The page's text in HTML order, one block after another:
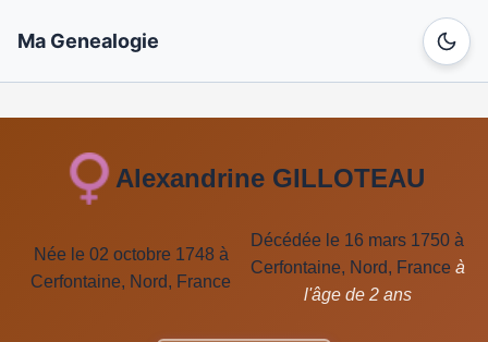
Ma Genealogie
Alexandrine GILLOTEAU
Née le 02 octobre 1748 à
Cerfontaine, Nord, France
Décédée le 16 mars 1750 à
Cerfontaine, Nord, France à
l'âge de 2 ans